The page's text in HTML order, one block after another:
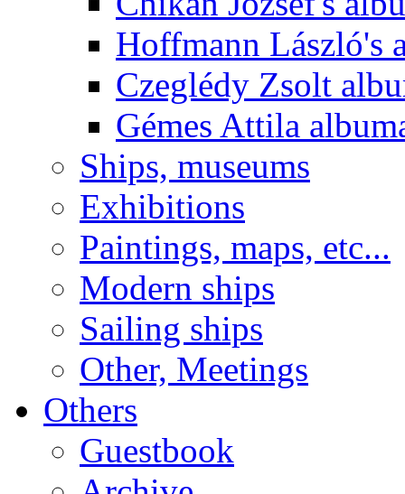
Hoffmann László's
Czeglédy Zsolt
Gémes Attila
Ships, museums
Exhibitions
Paintings, maps, etc...
Modern ships
Sailing ships
Other, Meetings
Others
Guestbook